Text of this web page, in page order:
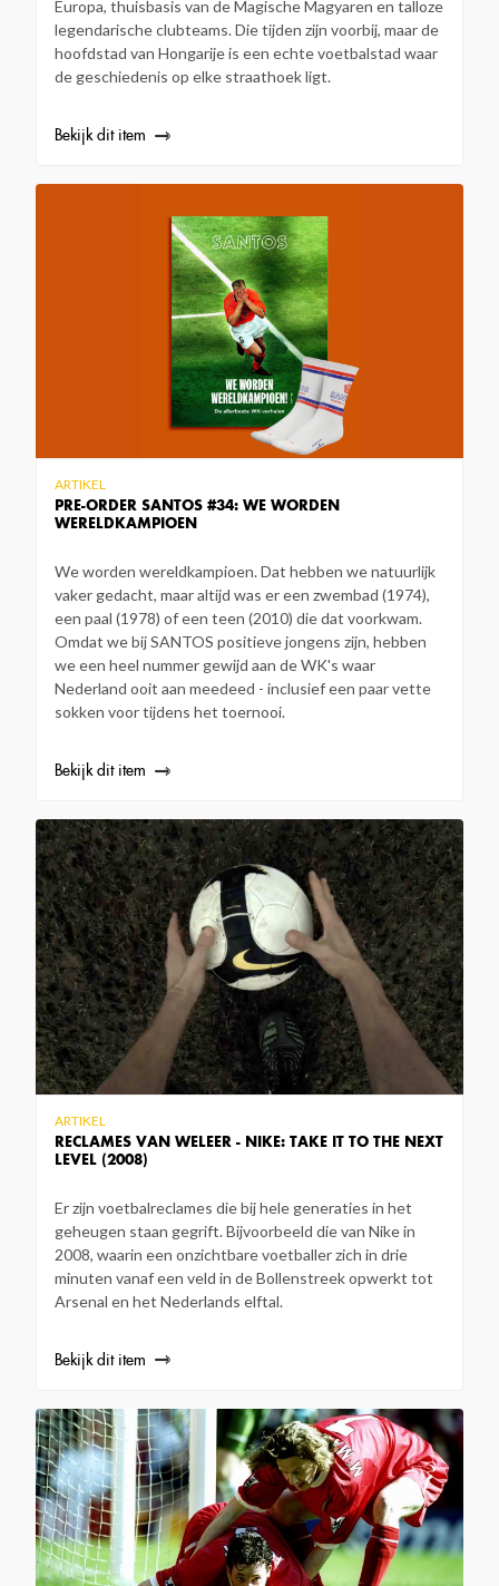
Europa, thuisbasis van de Magische Magyaren en talloze
legendarische clubteams. Die tijden zijn voorbij, maar de
hoofdstad van Hongarije is een echte voetbalstad waar
de geschiedenis op elke straathoek ligt.
Bekijk dit item
PRE-ORDER SANTOS #34: WE WORDEN
WERELDKAMPIOEN
ARTIKEL
We worden wereldkampioen. Dat hebben we natuurlijk
vaker gedacht, maar altijd was er een zwembad (1974),
een paal (1978) of een teen (2010) die dat voorkwam.
Omdat we bij SANTOS positieve jongens zijn, hebben
we een heel nummer gewijd aan de WK's waar
Nederland ooit aan meedeed - inclusief een paar vette
sokken voor tijdens het toernooi.
Bekijk dit item
RECLAMES VAN WELEER - NIKE: TAKE IT TO THE NEXT
LEVEL (2008)
ARTIKEL
Er zijn voetbalreclames die bij hele generaties in het
geheugen staan gegrift. Bijvoorbeeld die van Nike in
2008, waarin een onzichtbare voetballer zich in drie
minuten vanaf een veld in de Bollenstreek opwerkt tot
Arsenal en het Nederlands elftal.
Bekijk dit item